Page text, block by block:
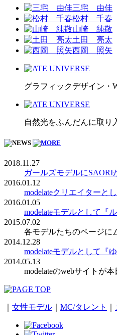
三宅 由佳
松村 千春
山崎 純敬
土田 亮太
西岡 照矢
グラフィックデザイン・
自然光をふんだんに取り
2018.11.27
ガールズモデルにSAORI
2016.01.12
modelateクリエイターと
2016.01.05
modelateモデルとして『
2015.07.02
各モデルたちのページに
2014.12.28
modelateモデルとして『
2014.05.13
modelateのwebサイトが
女性モデル MC/タレント